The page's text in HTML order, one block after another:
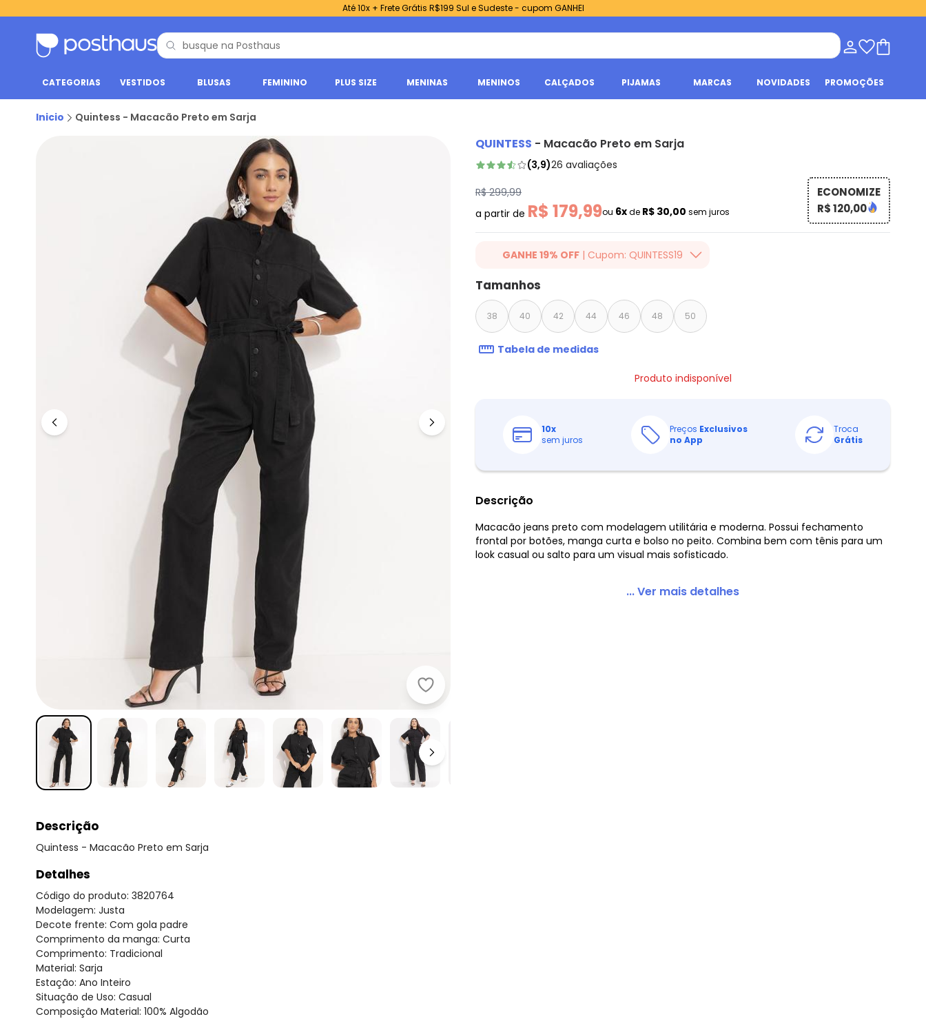
Até 10x + Frete Grátis R$199 Sul e Sudeste - cupom GANHEI
CATEGORIAS VESTIDOS BLUSAS FEMININO PLUS SIZE MENINAS MENINOS CALÇADOS PIJAMAS MARCAS NOVIDADES PROMOÇÕES
Inicio Quintess - Macacão Preto em Sarja
Quintess - Macacão Preto em Sarja
QUINTESS - Macacão Preto em Sarja
(3,9)26 avaliações
R$ 299,99
a partir de R$ 179,99ou 6xde R$ 30,00 sem juros
ECONOMIZE
R$ 120,00
GANHE 19% OFF | Cupom: QUINTESS19
Ganhe 19% OFF Extra em qualquer valor, usando o
cupom: QUINTESS19. Válido para toda loja Quintess,
até 07/08/2026.
Tamanhos
38 40 42 44 46 48 50
Tabela de medidas
Produto indisponível
10x
sem juros
Preços Exclusivos
no App
Troca
Grátis
Descrição
Macacão jeans preto com modelagem utilitária e moderna. Possui fechamento
frontal por botões, manga curta e bolso no peito. Combina bem com tênis para um
look casual ou salto para um visual mais sofisticado.
... Ver mais detalhes
Descrição
Quintess - Macacão Preto em Sarja
Detalhes
Código do produto: 3820764
Modelagem: Justa
Decote frente: Com gola padre
Comprimento da manga: Curta
Comprimento: Tradicional
Material: Sarja
Estação: Ano Inteiro
Situação de Uso: Casual
Composição Material: 100% Algodão